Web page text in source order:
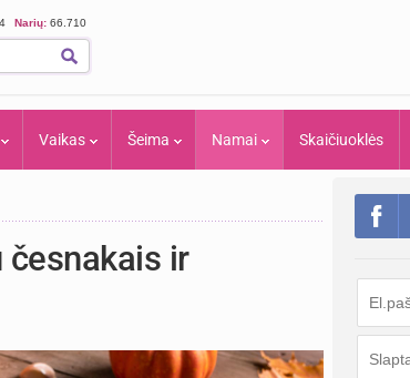
Narių: 66.710
Vaikas Šeima Namai Skaičiuoklės
česnakais ir